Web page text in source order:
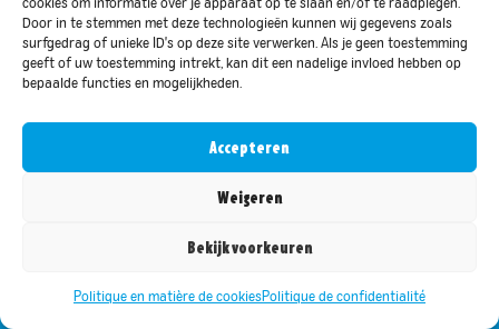
cookies om informatie over je apparaat op te slaan en/of te raadplegen.
Door in te stemmen met deze technologieën kunnen wij gegevens zoals
surfgedrag of unieke ID's op deze site verwerken. Als je geen toestemming
geeft of uw toestemming intrekt, kan dit een nadelige invloed hebben op
bepaalde functies en mogelijkheden.
Accepteren
Weigeren
Bekijk voorkeuren
Politique en matière de cookiesPolitique de confidentialité
rester inchangé.
En vous inscrivant, vous acceptez notre politique de confidentialité et
acceptez de recevoir des mises à jour de notre part.